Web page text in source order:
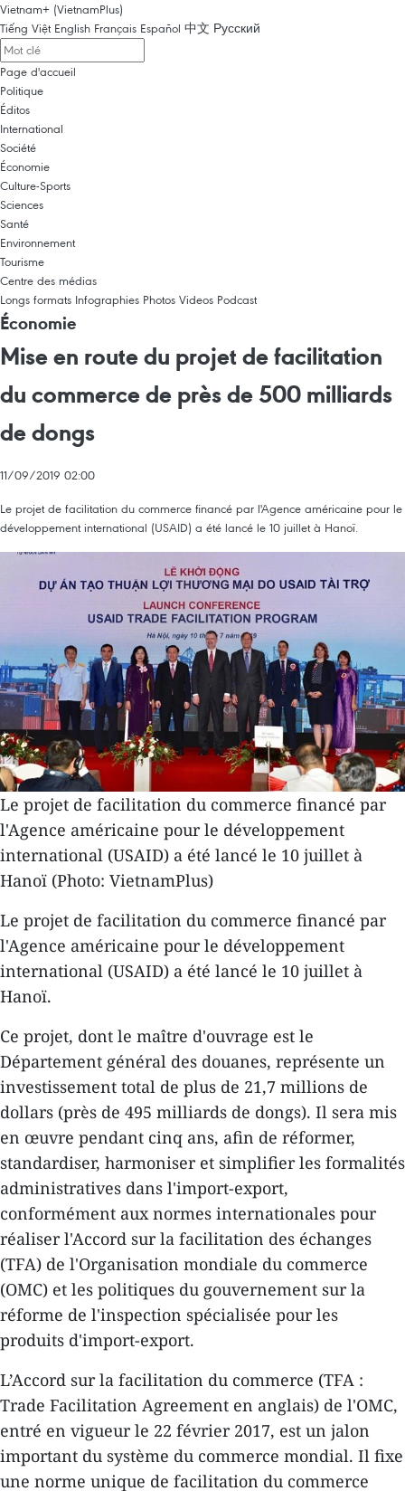
Vietnam+ (VietnamPlus)
Tiếng Việt English Français Español 中文 Русский
Page d'accueil
Politique
Éditos
International
Société
Économie
Culture-Sports
Sciences
Santé
Environnement
Tourisme
Centre des médias
Longs formats Infographies Photos Videos Podcast
Économie
Mise en route du projet de facilitation
du commerce de près de 500 milliards
de dongs
11/09/2019 02:00
Le projet de facilitation du commerce financé par l'Agence américaine pour le
développement international (USAID) a été lancé le 10 juillet à Hanoï.
Le projet de facilitation du commerce financé par
l'Agence américaine pour le développement
international (USAID) a été lancé le 10 juillet à
Hanoï (Photo: VietnamPlus)
Le projet de facilitation du commerce financé par
l'Agence américaine pour le développement
international (USAID) a été lancé le 10 juillet à
Hanoï.
Ce projet, dont le maître d'ouvrage est le
Département général des douanes, représente un
investissement total de plus de 21,7 millions de
dollars (près de 495 milliards de dongs). Il sera mis
en œuvre pendant cinq ans, afin de réformer,
standardiser, harmoniser et simplifier les formalités
administratives dans l'import-export,
conformément aux normes internationales pour
réaliser l'Accord sur la facilitation des échanges
(TFA) de l'Organisation mondiale du commerce
(OMC) et les politiques du gouvernement sur la
réforme de l'inspection spécialisée pour les
produits d'import-export.
L’Accord sur la facilitation du commerce (TFA :
Trade Facilitation Agreement en anglais) de l'OMC,
entré en vigueur le 22 février 2017, est un jalon
important du système du commerce mondial. Il fixe
une norme unique de facilitation du commerce